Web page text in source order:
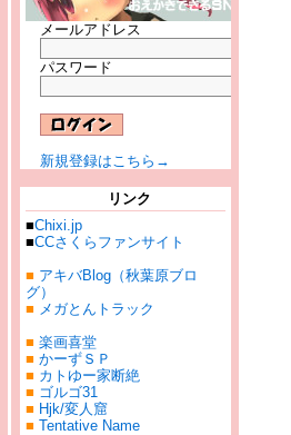
メールアドレス
パスワード
新規登録はこちら→
リンク
■Chixi.jp
■CCさくらファンサイト
■ アキバBlog（秋葉原ブロ
グ）
■ メガとんトラック
■ 楽画喜堂
■ かーずＳＰ
■ カトゆー家断絶
■ ゴルゴ31
■ Hjk/変人窟
■ Tentative Name